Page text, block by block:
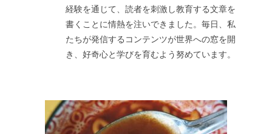
経験を通じて、読者を刺激し教育する文章を
書くことに情熱を注いできました。毎日、私
たちが発信するコンテンツが世界への窓を開
き、好奇心と学びを育むよう努めています。